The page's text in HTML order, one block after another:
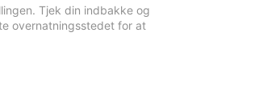
Tjek din indbakke og
overnatningsstedet for at